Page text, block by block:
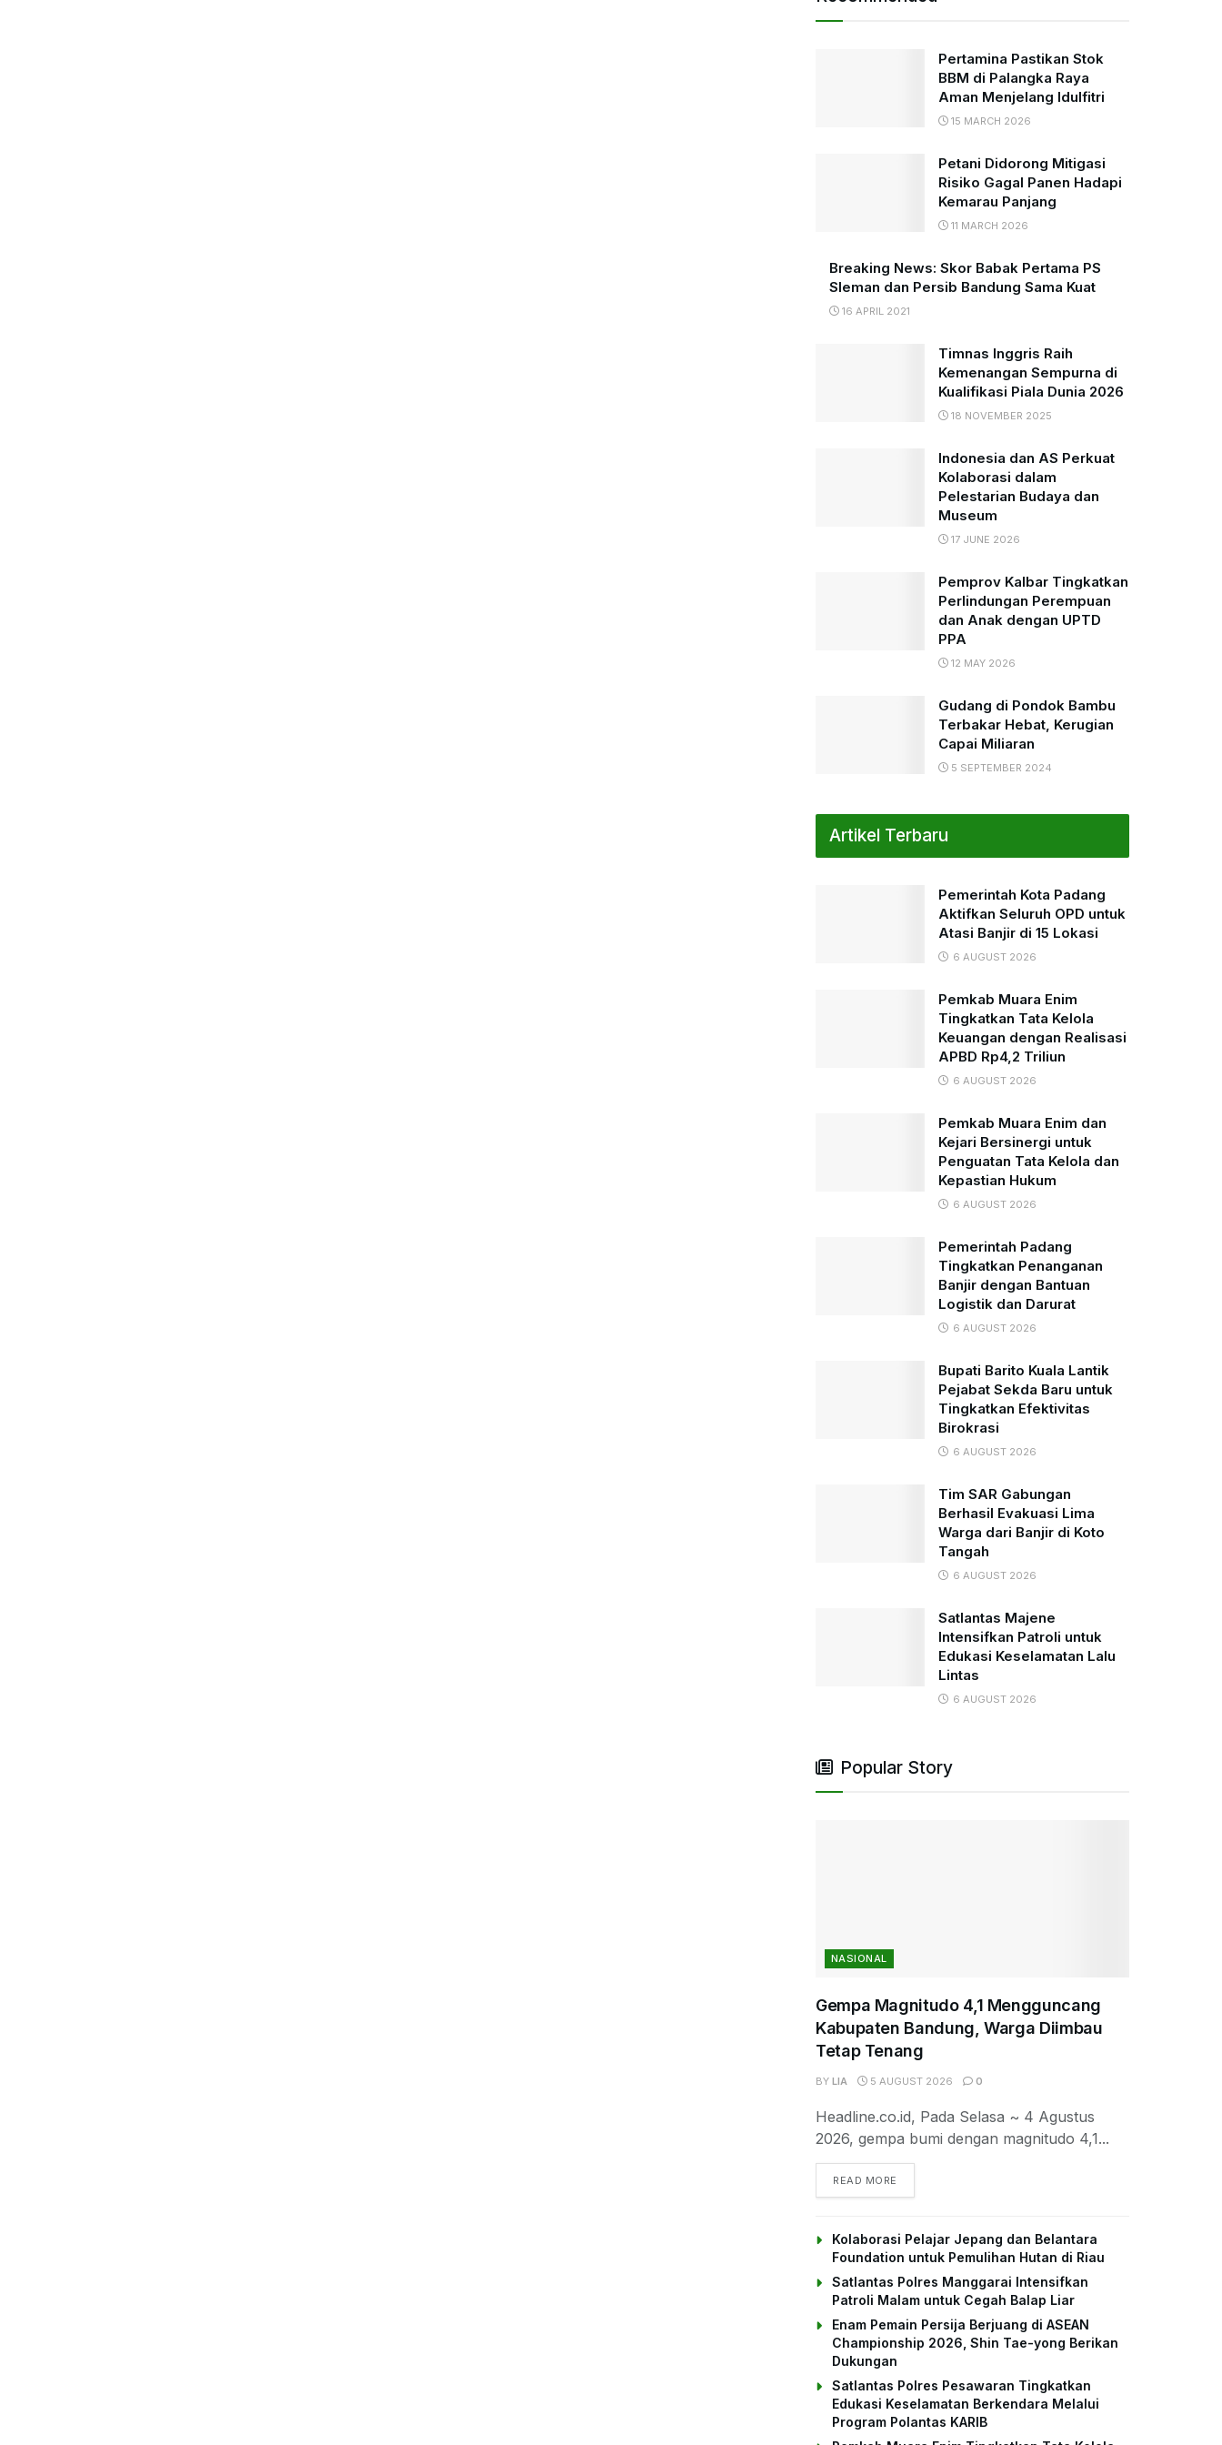
Pertamina Pastikan Stok
BBM di Palangka Raya
Aman Menjelang Idulfitri
15 MARCH 2026
Petani Didorong Mitigasi
Risiko Gagal Panen Hadapi
Kemarau Panjang
11 MARCH 2026
Breaking News: Skor Babak Pertama PS
Sleman dan Persib Bandung Sama Kuat
16 APRIL 2021
Timnas Inggris Raih
Kemenangan Sempurna di
Kualifikasi Piala Dunia 2026
18 NOVEMBER 2025
Indonesia dan AS Perkuat
Kolaborasi dalam
Pelestarian Budaya dan
Museum
17 JUNE 2026
Pemprov Kalbar Tingkatkan
Perlindungan Perempuan
dan Anak dengan UPTD
PPA
12 MAY 2026
Gudang di Pondok Bambu
Terbakar Hebat, Kerugian
Capai Miliaran
5 SEPTEMBER 2024
Artikel Terbaru
Pemerintah Kota Padang
Aktifkan Seluruh OPD untuk
Atasi Banjir di 15 Lokasi
6 AUGUST 2026
Pemkab Muara Enim
Tingkatkan Tata Kelola
Keuangan dengan Realisasi
APBD Rp4,2 Triliun
6 AUGUST 2026
Pemkab Muara Enim dan
Kejari Bersinergi untuk
Penguatan Tata Kelola dan
Kepastian Hukum
6 AUGUST 2026
Pemerintah Padang
Tingkatkan Penanganan
Banjir dengan Bantuan
Logistik dan Darurat
6 AUGUST 2026
Bupati Barito Kuala Lantik
Pejabat Sekda Baru untuk
Tingkatkan Efektivitas
Birokrasi
6 AUGUST 2026
Tim SAR Gabungan
Berhasil Evakuasi Lima
Warga dari Banjir di Koto
Tangah
6 AUGUST 2026
Satlantas Majene
Intensifkan Patroli untuk
Edukasi Keselamatan Lalu
Lintas
6 AUGUST 2026
Popular Story
NASIONAL
Gempa Magnitudo 4,1 Mengguncang
Kabupaten Bandung, Warga Diimbau
Tetap Tenang
BY LIA 5 AUGUST 2026 0
Headline.co.id, Pada Selasa ~ 4 Agustus
2026, gempa bumi dengan magnitudo 4,1...
READ MORE
Kolaborasi Pelajar Jepang dan Belantara
Foundation untuk Pemulihan Hutan di Riau
Satlantas Polres Manggarai Intensifkan
Patroli Malam untuk Cegah Balap Liar
Enam Pemain Persija Berjuang di ASEAN
Championship 2026, Shin Tae-yong Berikan
Dukungan
Satlantas Polres Pesawaran Tingkatkan
Edukasi Keselamatan Berkendara Melalui
Program Polantas KARIB